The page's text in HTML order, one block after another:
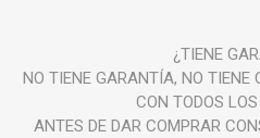
¿TIENE
NO TIENE GARANTÍA, NO TIENE
CON TODOS
ANTES DE DAR COMPRAR